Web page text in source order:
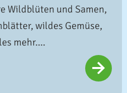
Wildblüten und Samen,
wildes Gemüse,
mehr....